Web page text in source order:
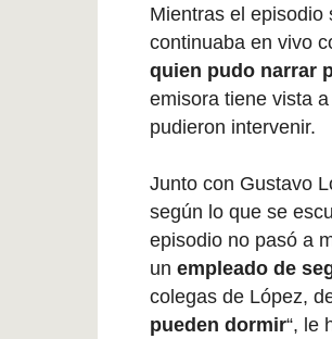
Mientras el episodio
continuaba en vivo
quien pudo narrar
emisora tiene vista
pudieron intervenir.
Junto con Gustavo
según lo que se
episodio no pasó a
un empleado de
colegas de López,
pueden dormir“, le